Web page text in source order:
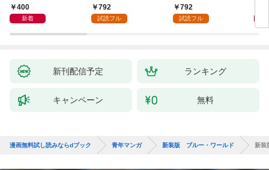
400
新着
792
試読フル
792
試読フル
新刊配信予定 ランキング
キャンペーン 無料
漫画無料試し読みならdブック 青年マンガ 新装版 ブルー・ワールド 新装